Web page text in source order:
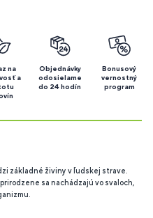
na
a
Objednávky
odosielame
do 24 hodín
Bonusový
vernostný
program
základné živiny v ľudskej strave.
sa nachádzajú vo svaloch,